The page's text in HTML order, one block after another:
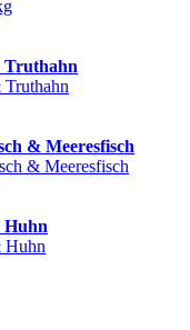
Truthahn
& Meeresfisch
Huhn